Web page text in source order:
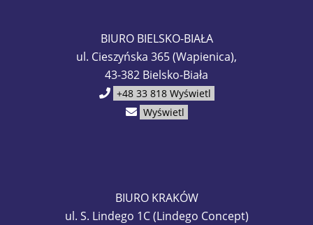
BIURO BIELSKO-BIAŁA
ul. Cieszyńska 365 (Wapienica),
43-382 Bielsko-Biała
+48 33 818 Wyświetl
Wyświetl
BIURO KRAKÓW
ul. S. Lindego 1C (Lindego Concept)